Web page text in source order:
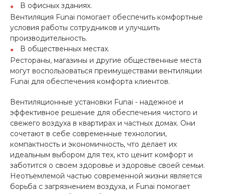
В офисных зданиях.
Вентиляция Funai помогает обеспечить комфортные
условия работы сотрудников и улучшить
производительность.
В общественных местах.
Рестораны, магазины и другие общественные места
могут воспользоваться преимуществами вентиляции
Funai для обеспечения комфорта клиентов.
Вентиляционные установки Funai - надежное и
эффективное решение для обеспечения чистого и
свежего воздуха в квартирах и частных домах. Они
сочетают в себе современные технологии,
компактность и экономичность, что делает их
идеальным выбором для тех, кто ценит комфорт и
заботится о своем здоровье и здоровье своей семьи.
Неотъемлемой частью современной жизни является
борьба с загрязнением воздуха, и Funai помогает